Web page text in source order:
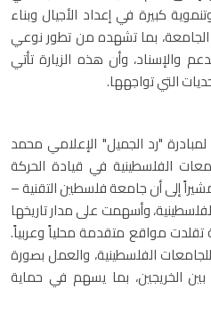
كبيرة في إعداد الأجيال وبناء
الجامعة، بما تشهده من تطور نوعي
والإسناد، وأن هذه الزيارة تأتي
التي تواجهها.
"رد الجميل" الإعلامي محمد
الفلسطينية في قيادة الحركة
إلى أن جامعة فلسطين التقنية –
وأسهمت على مدار تاريخها
مواقع متقدمة محلياً وعربياً.
الفلسطينية، والعمل بصورة
بين الخريجين، بما يسهم في حماية